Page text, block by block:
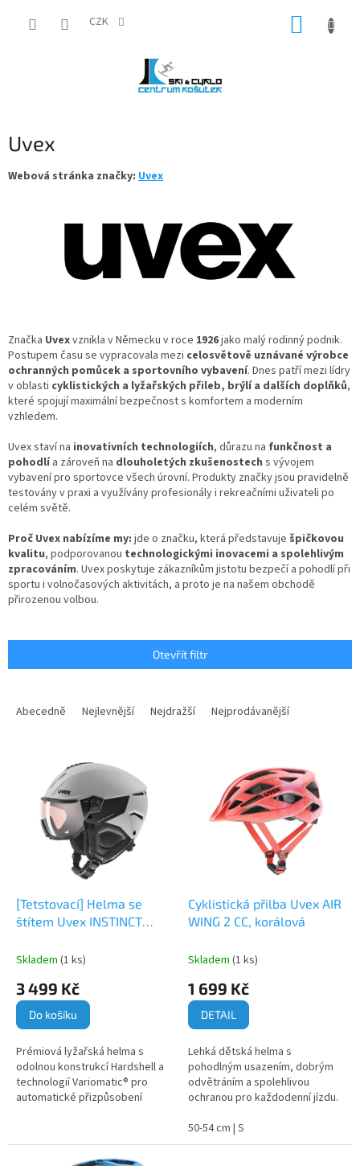
CZK
Uvex
Webová stránka značky: Uvex
Značka Uvexvznikla v Německu v roce 1926jako malý rodinný podnik.
Postupem času se vypracovala mezi celosvětově uznávané výrobce
ochranných pomůcek a sportovního vybavení. Dnes patří mezi lídry
v oblasti cyklistických a lyžařských přileb, brýlí a dalších doplňků,
které spojují maximální bezpečnost s komfortem a moderním
vzhledem.
Uvex staví na inovativních technologiích, důrazu na funkčnost a
pohodlía zároveň na dlouholetých zkušenostech s vývojem
vybavení pro sportovce všech úrovní. Produkty značky jsou pravidelně
testovány v praxi a využívány profesionály i rekreačními uživateli po
celém světě.
Proč Uvex nabízíme my: jde o značku, která představuje špičkovou
kvalitu, podporovanou technologickými inovacemi a spolehlivým
zpracováním. Uvex poskytuje zákazníkům jistotu bezpečí a pohodlí při
sportu i volnočasových aktivitách, a proto je na našem obchodě
přirozenou volbou.
Otevřít filtr
Abecedně Nejlevnější Nejdražší Nejprodávanější
[Tetstovací] Helma se
štítem Uvex INSTINCT
Skladem (1 ks)
3 499 Kč
Do košíku
Prémiová lyžařská helma s
odolnou konstrukcí Hardshell a
technologií Variomatic® pro
automatické přizpůsobení
Cyklistická přilba Uvex AIR
WING 2 CC, korálová
Skladem (1 ks)
1 699 Kč
DETAIL
Lehká dětská helma s
pohodlným usazením, dobrým
odvětráním a spolehlivou
ochranou pro každodenní jízdu.
50-54 cm | S